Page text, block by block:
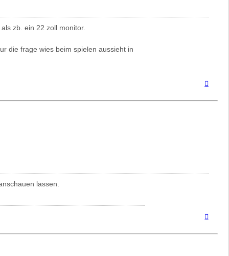
zb. ein 22 zoll monitor.
die frage wies beim spielen aussieht in
lassen.